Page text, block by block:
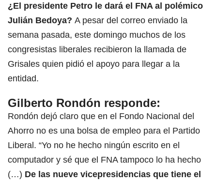
¿El presidente Petro le dará el FNA al polémico
Julián Bedoya? A pesar del correo enviado la
semana pasada, este domingo muchos de los
congresistas liberales recibieron la llamada de
Grisales quien pidió el apoyo para llegar a la
entidad.
Gilberto Rondón responde:
Rondón dejó claro que en el Fondo Nacional del
Ahorro no es una bolsa de empleo para el Partido
Liberal. “Yo no he hecho ningún escrito en el
computador y sé que el FNA tampoco lo ha hecho
(…) De las nueve vicepresidencias que tiene el